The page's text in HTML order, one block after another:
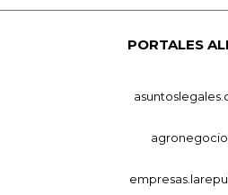
PORTALES